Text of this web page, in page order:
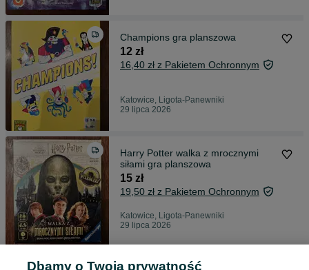
Champions gra planszowa
12 zł
16,40 zł z Pakietem Ochronnym
Katowice, Ligota-Panewniki
29 lipca 2026
Harry Potter walka z mrocznymi
siłami gra planszowa
15 zł
19,50 zł z Pakietem Ochronnym
Katowice, Ligota-Panewniki
29 lipca 2026
Dbamy o Twoją prywatność